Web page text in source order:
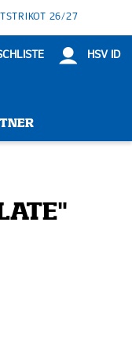
26/27
HSV ID